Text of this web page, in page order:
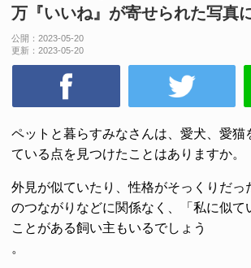
万『いいね』が寄せられた写真
公開： 2023-05-20
更新： 2023-05-20
ペットと暮らすみなさんは、愛犬、愛猫
ている点を見つけたことはありますか。
外見が似ていたり、性格がそっくりだっ
のつながりなどに関係なく、「私に似て
ことがある飼い主もいるでしょう
。